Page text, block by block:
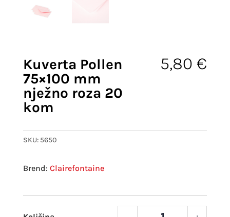
Kuverta Pollen
75×100 mm
nježno roza 20
kom
5,80 €
SKU: 5650
Clairefontaine